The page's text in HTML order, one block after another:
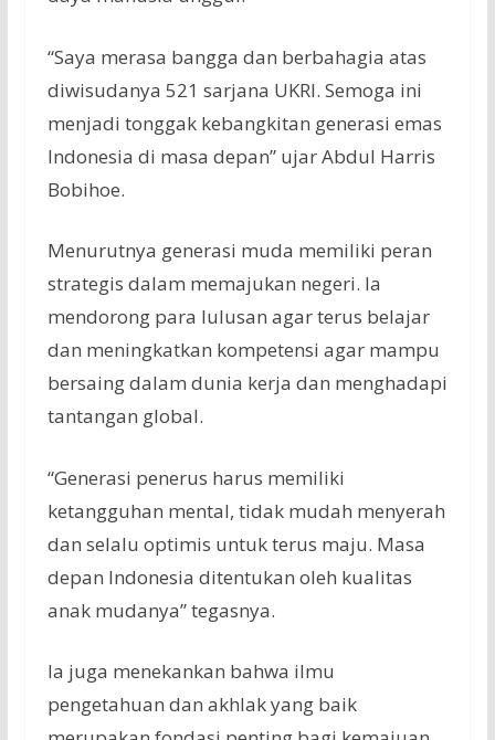
“Saya merasa bangga dan berbahagia atas
diwisudanya 521 sarjana UKRI. Semoga ini
menjadi tonggak kebangkitan generasi emas
Indonesia di masa depan” ujarAbdul Harris
Bobihoe.
Menurutnya generasi muda memiliki peran
strategis dalam memajukan negeri. Ia
mendorongpara lulusan agarterus belajar
dan meningkatkan kompetensi agar mampu
bersaingdalam dunia kerja dan menghadapi
tantangan global.
“Generasi penerus harus memiliki
ketangguhan mental, tidak mudah menyerah
dan selalu optimis untukterus maju. Masa
depan Indonesia ditentukan oleh kualitas
anak mudanya”tegasnya.
Ia juga menekankan bahwa ilmu
pengetahuan dan akhlakyang baik